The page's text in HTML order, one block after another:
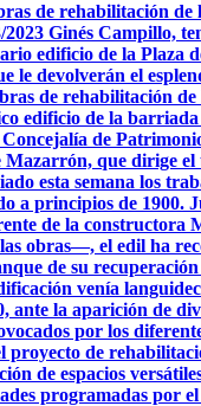
de rehabilitación de
Ginés Campillo,
edificio de la Plaza
le devolverán el
de rehabilitación de
edificio de la
de
que dirige el
esta semana los
a principios de 1900.
de la constructora
obras—, el edil ha
de su recuperación
venía
ante la aparición de
por los
proyecto de
de espacios
programadas por